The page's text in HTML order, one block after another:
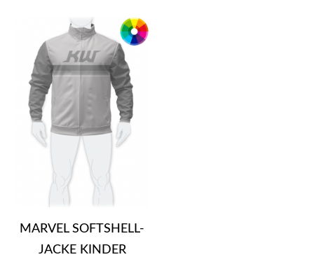
MARVEL SOFTSHELL-
JACKE KINDER